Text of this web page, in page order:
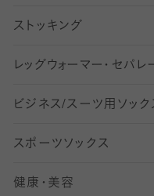
スニーカー（くるぶし
アンクル・ショートソ
クルーソックス（ふく
ハイソックス
オーバーニー・ニーハ
31〜40デニールタイ
41〜60デニールタ
61〜80デニールタイ
81 〜110デニールタ
111〜210デニールタ
柄レギンス
無地レギンス
レギンスパンツ（レギ
マタニティレギンス
5 分丈
ストッキング
伝線しにくいストッ
ショートストッキング
結婚式用ストッキング
美脚ストッキング
レッ グ ウォー マー ・ セパレ
ビジネス/スーツ用 ソック
匠シリーズ
フレッシャーズ向けソ
スポーツソックス
ランニングソックス・
健康・美容